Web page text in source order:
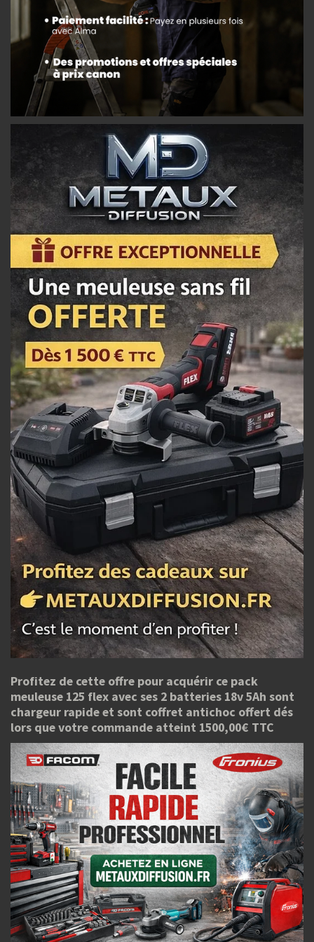
Profitez de cette offre pour acquérir ce pack
meuleuse 125 flex avec ses 2 batteries 18v 5Ah sont
chargeur rapide et sont coffret antichoc offert dés
lors que votre commande atteint 1500,00€ TTC